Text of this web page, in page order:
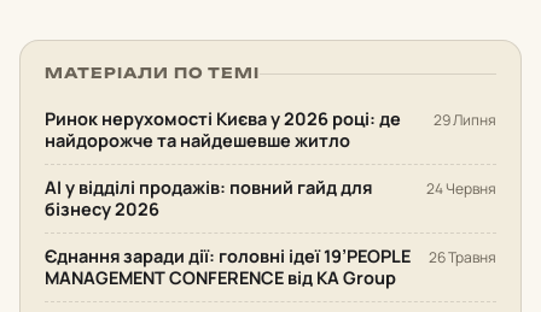
МАТЕРІАЛИ ПО ТЕМІ
Ринок нерухомості Києва у 2026 році: де
найдорожче та найдешевше житло
29 Липня
AI у відділі продажів: повний гайд для
бізнесу 2026
24 Червня
Єднання заради дії: головні ідеї 19’PEOPLE
MANAGEMENT CONFERENCE від KA Group
26 Травня